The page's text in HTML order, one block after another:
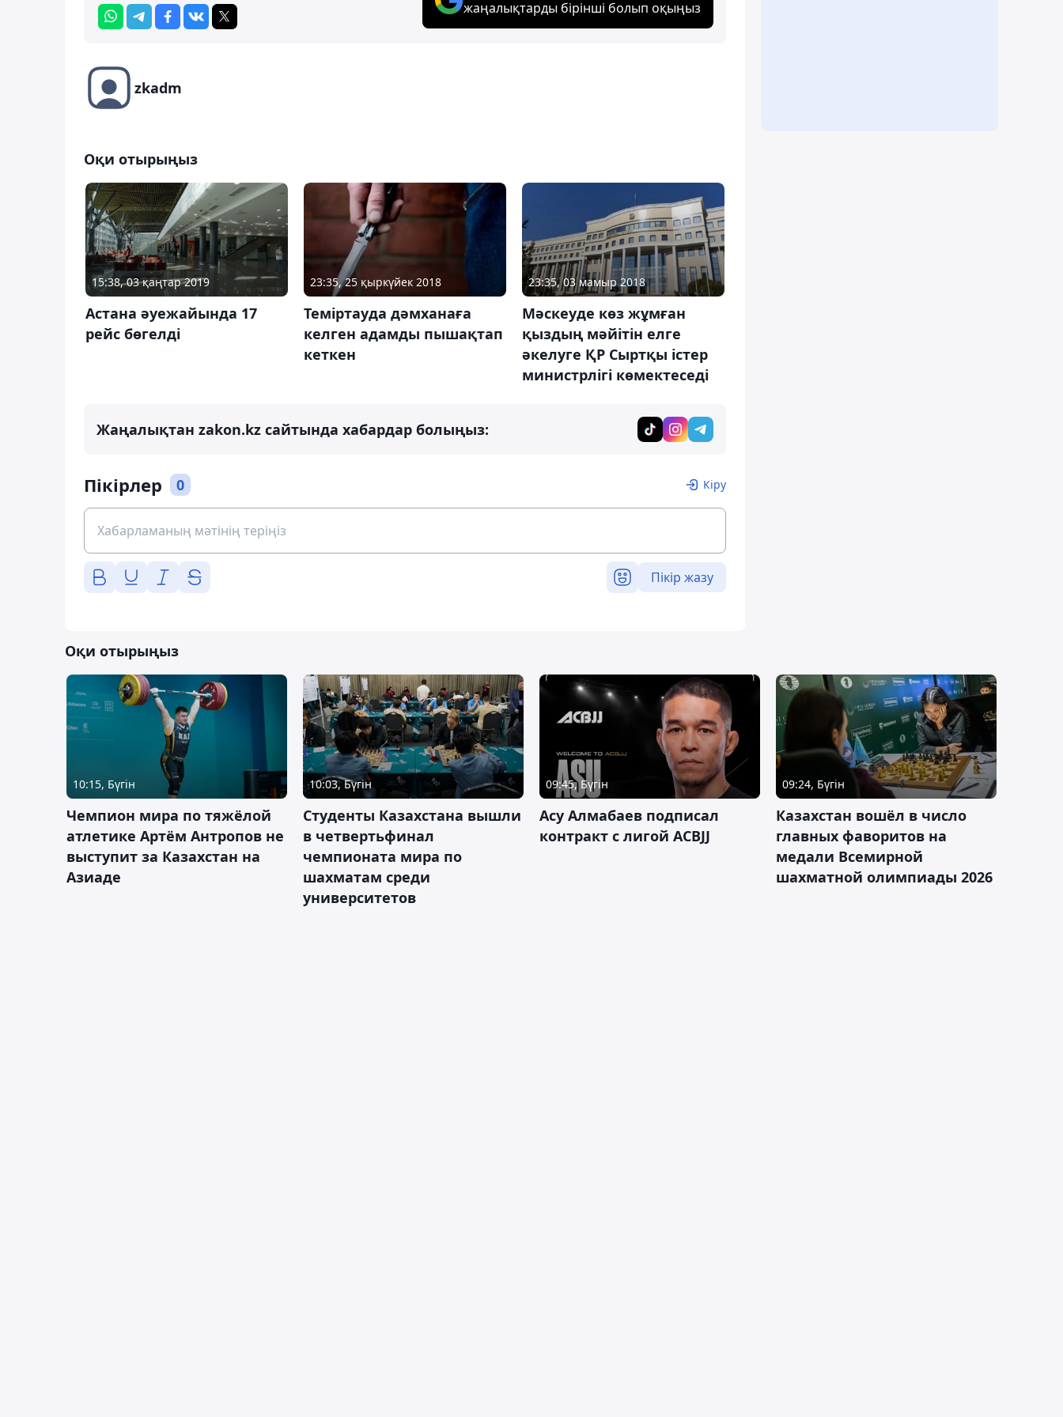
жаңалықтарды бірінші болып оқыңыз
zkadm
Оқи отырыңыз
15:38, 03 қаңтар 2019
Астана әуежайында 17
рейс бөгелді
23:35, 25 қыркүйек 2018
Теміртауда дәмханаға
келген адамды пышақтап
кеткен
23:35, 03 мамыр 2018
Мәскеуде көз жұмған
қыздың мәйітін елге
әкелуге ҚР Сыртқы істер
министрлігі көмектеседі
Жаңалықтан zakon.kz сайтында хабардар болыңыз:
Пікірлер 0 Кіру
Пікір жазу
Оқи отырыңыз
10:15, Бүгін
Чемпион мира по тяжёлой
атлетике Артём Антропов не
выступит за Казахстан на
Азиаде
10:03, Бүгін
Студенты Казахстана вышли
в четвертьфинал
чемпионата мира по
шахматам среди
университетов
09:45, Бүгін
Асу Алмабаев подписал
контракт с лигой ACBJJ
09:24, Бүгін
Казахстан вошёл в число
главных фаворитов на
медали Всемирной
шахматной олимпиады 2026